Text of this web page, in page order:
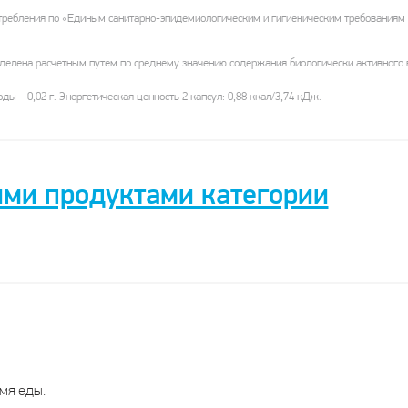
по «Единым санитарно-эпидемиологическим и гигиеническим
расчетным путем по среднему значению содержания биологически
– 0,02 г. Энергетическая ценность 2 капсул: 0,88 ккал/3,74 кДж.
продуктами категории
еды.